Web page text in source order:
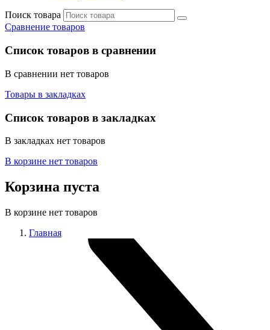
Поиск товара
Сравнение товаров
Список товаров в сравнении
В сравнении нет товаров
Товары в закладках
Список товаров в закладках
В закладках нет товаров
В корзине нет товаров
Корзина пуста
В корзине нет товаров
Главная